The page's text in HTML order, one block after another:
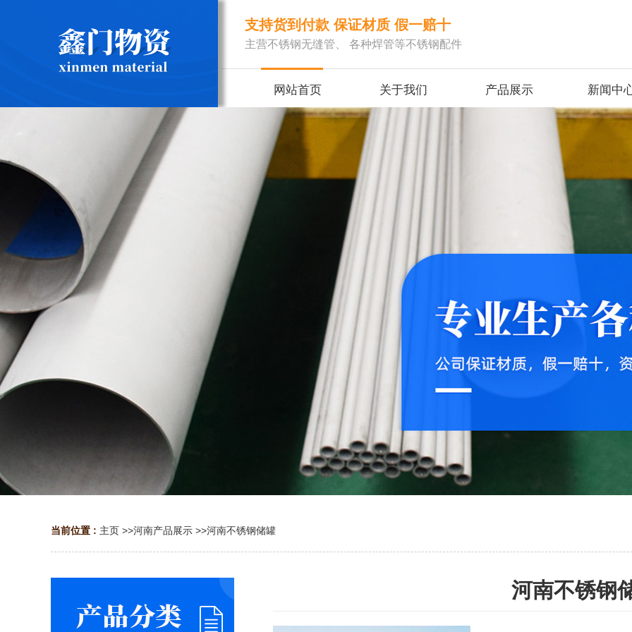
支持货到付款 保证材质 假一赔十
主营不锈钢无缝管、 各种焊管等不锈钢配件
网站首页 关于我们 产品展示 新闻中
当前位置 : 主页 >>河南产品展示 >>河南不锈钢储罐
河南不锈钢